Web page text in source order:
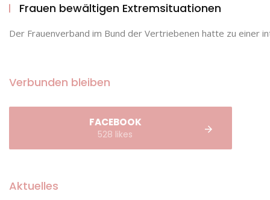
Frauen bewältigen Extremsituationen
Der Frauenverband im Bund der Vertriebenen hatte zu einer
Verbunden bleiben
FACEBOOK
528 likes
Aktuelles